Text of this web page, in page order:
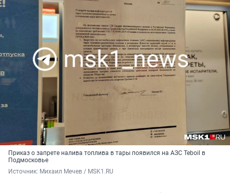
Приказ о запрете налива топлива в тары появился на АЗС Teboil в
Подмосковье
Источник: Михаил Мечев / MSK1.RU